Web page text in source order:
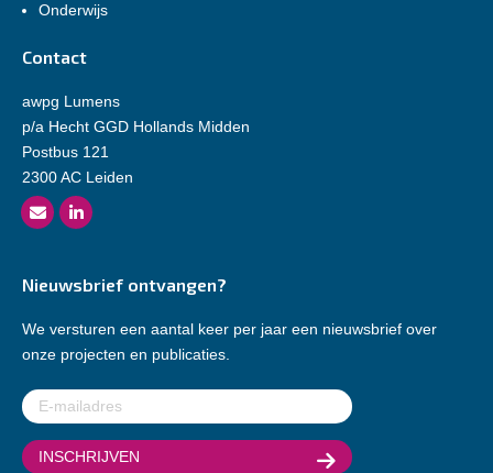
Onderwijs
Contact
awpg Lumens
p/a Hecht GGD Hollands Midden
Postbus 121
2300 AC Leiden
Nieuwsbrief ontvangen?
We versturen een aantal keer per jaar een nieuwsbrief over
onze projecten en publicaties.
E-
mailadres(Vereist)